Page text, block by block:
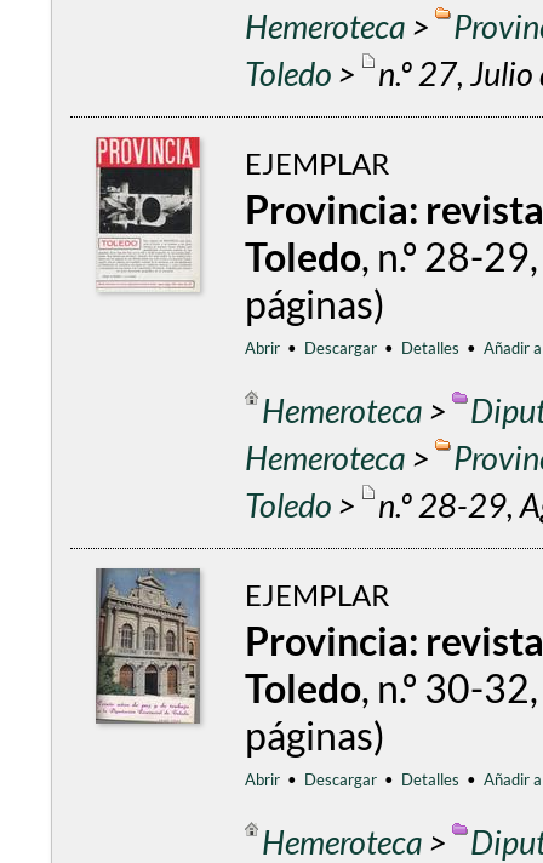
Hemeroteca >
Toledo > n.º 27,
EJEMPLAR
Provincia:
Toledo, n.º 28-
páginas)
Abrir • Descargar • Detalles • Añadir
Hemeroteca >
Hemeroteca >
Toledo > n.º 28-29,
EJEMPLAR
Provincia:
Toledo, n.º 30-
páginas)
Abrir • Descargar • Detalles • Añadir
Hemeroteca >